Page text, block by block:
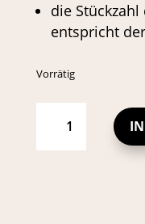
die
entspricht
Vorrätig
SCRUNCHIE
MENGE